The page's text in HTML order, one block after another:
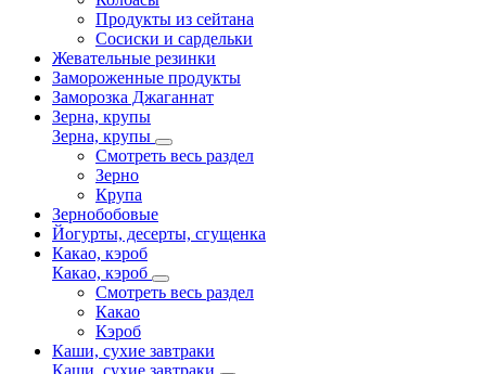
Продукты из сейтана
Сосиски и сардельки
Жевательные резинки
Замороженные продукты
Заморозка Джаганнат
Зерна, крупы
Зерна, крупы
Смотреть весь раздел
Зерно
Крупа
Зернобобовые
Йогурты, десерты, сгущенка
Какао, кэроб
Какао, кэроб
Смотреть весь раздел
Какао
Кэроб
Каши, сухие завтраки
Каши, сухие завтраки